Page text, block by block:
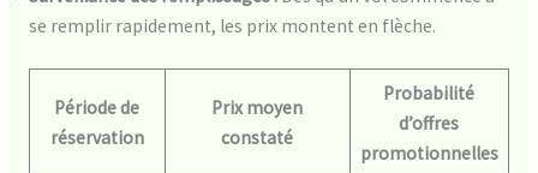
se remplir rapidement, les prix montent en flèche.
Période de
réservation
Prix moyen
constaté
Probabilité
d’offres
promotionnelles